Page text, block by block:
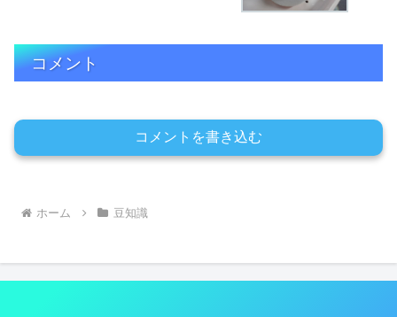
コメント
コメントを書き込む
ホーム 豆知識